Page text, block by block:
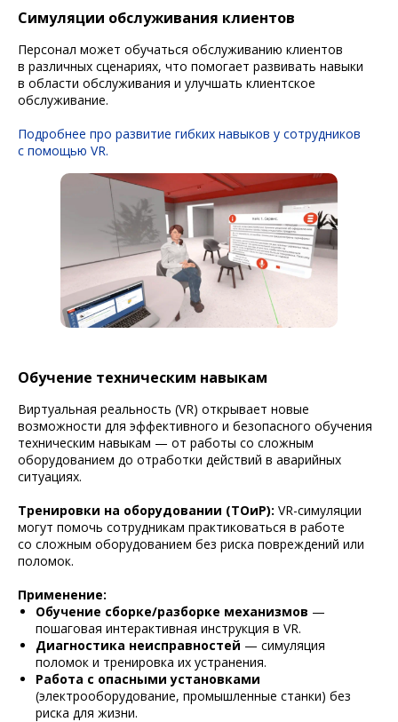
Симуляции обслуживания клиентов
Персонал может обучаться обслуживанию клиентов
в различных сценариях, что помогает развивать навыки
в области обслуживания и улучшать клиентское
обслуживание.
Подробнее про развитие гибких навыков у сотрудников
с помощью VR.
Обучение техническим навыкам
Виртуальная реальность (VR) открывает новые
возможности для эффективного и безопасного обучения
техническим навыкам — от работы со сложным
оборудованием до отработки действий в аварийных
ситуациях.
Тренировки на оборудовании (ТОиР): VR-симуляции
могут помочь сотрудникам практиковаться в работе
со сложным оборудованием без риска повреждений или
поломок.
Применение:
Обучение сборке/разборке механизмов —
пошаговая интерактивная инструкция в VR.
Диагностика неисправностей — симуляция
поломок и тренировка их устранения.
Работа с опасными установками
(электрооборудование, промышленные станки) без
риска для жизни.